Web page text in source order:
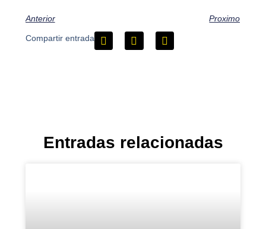
Anterior Proximo
Compartir entrada
Entradas relacionadas